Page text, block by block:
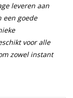
leveren aan
een goede
voor alle
zowel instant